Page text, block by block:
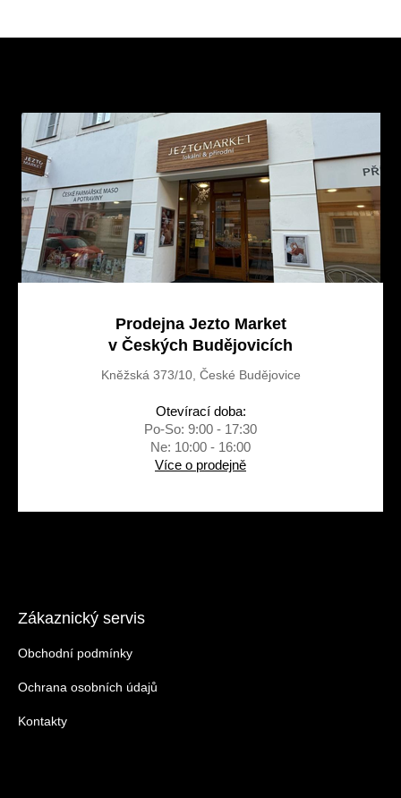
Prodejna Jezto Market
v Českých Budějovicích
Kněžská 373/10, České Budějovice
Otevírací doba:
Po-So: 9:00 - 17:30
Ne: 10:00 - 16:00
Více o prodejně
Zákaznický servis
Obchodní podmínky
Ochrana osobních údajů
Kontakty